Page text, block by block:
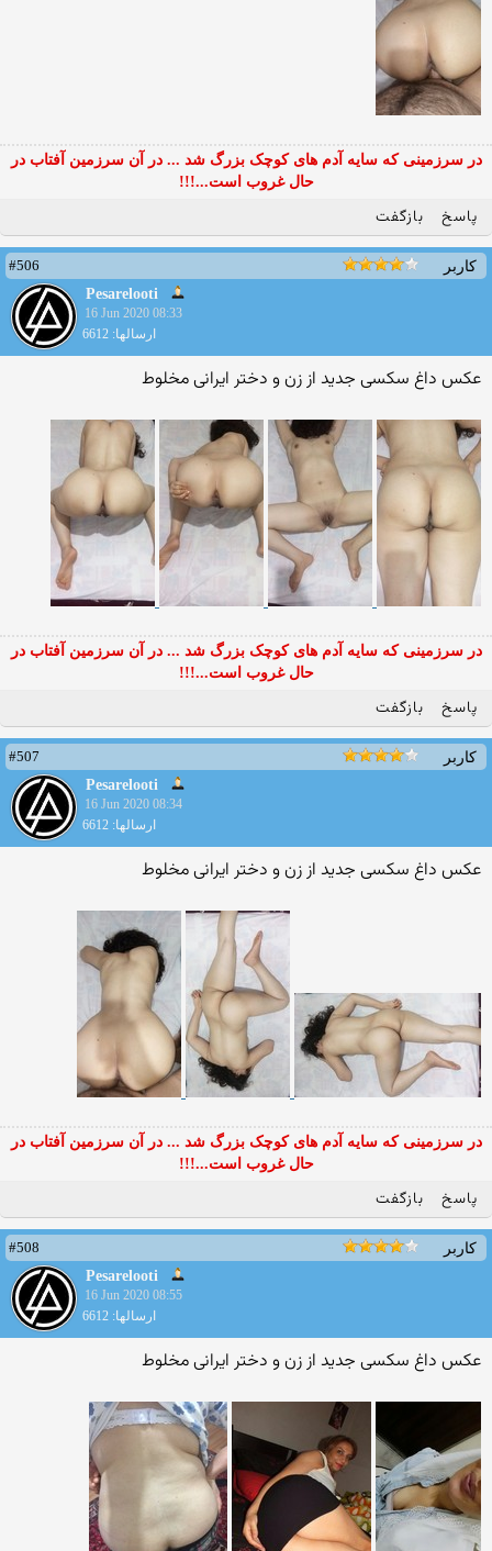
در سرزمینی که سایه آدم های کوچک بزرگ شد ... در آن سرزمین آفتاب در
حال غروب است...!!!
پاسخ بازگفت
کاربر
#506
Pesarelooti
16 Jun 2020 08:33
ارسالها: 6612
عکس داغ سکسی جدید از زن و دختر ایرانی مخلوط
در سرزمینی که سایه آدم های کوچک بزرگ شد ... در آن سرزمین آفتاب در
حال غروب است...!!!
پاسخ بازگفت
کاربر
#507
Pesarelooti
16 Jun 2020 08:34
ارسالها: 6612
عکس داغ سکسی جدید از زن و دختر ایرانی مخلوط
در سرزمینی که سایه آدم های کوچک بزرگ شد ... در آن سرزمین آفتاب در
حال غروب است...!!!
پاسخ بازگفت
کاربر
#508
Pesarelooti
16 Jun 2020 08:55
ارسالها: 6612
عکس داغ سکسی جدید از زن و دختر ایرانی مخلوط